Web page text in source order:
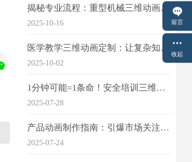
揭秘专业流程：重型机械三维动画制作的5大关键步骤
2025-10-16
医学教学三维动画定制：让复杂知识一目了
2025-10-02
1分钟可能=1条命！安全培训三维动画制作成本效益深度拆解
2025-07-28
产品动画制作指南：引爆市场关注的视觉引擎
2025-07-24
留言
收起